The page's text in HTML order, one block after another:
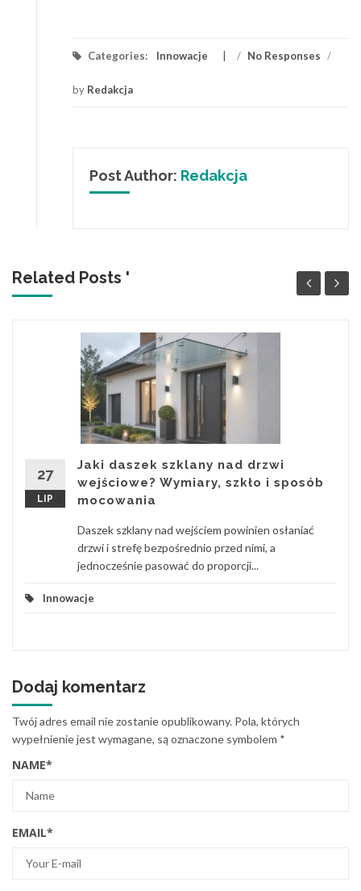
Categories: Innowacje / No Responses /
by Redakcja
Post Author: Redakcja
Related Posts '
27
LIP
Jaki daszek szklany nad drzwi
wejściowe? Wymiary, szkło i sposób
mocowania
Daszek szklany nad wejściem powinien osłaniać
drzwi i strefę bezpośrednio przed nimi, a
jednocześnie pasować do proporcji...
Innowacje
Dodaj komentarz
Twój adres email nie zostanie opublikowany. Pola, których
wypełnienie jest wymagane, są oznaczone symbolem *
NAME*
EMAIL*